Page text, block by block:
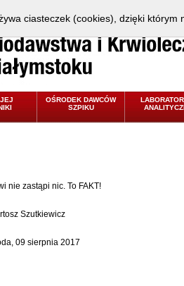
OŚRODEK DAWCÓW
SZPIKU
nie zastąpi nic. To FAKT!
Szutkiewicz
09 sierpnia 2017
ciasteczek (cookies), dzięki którym